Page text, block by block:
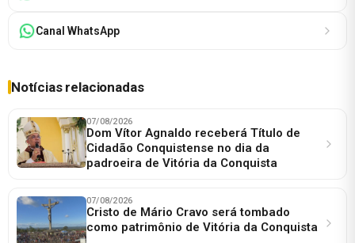
Canal WhatsApp
Notícias relacionadas
07/08/2026
Dom Vítor Agnaldo receberá Título de
Cidadão Conquistense no dia da
padroeira de Vitória da Conquista
07/08/2026
Cristo de Mário Cravo será tombado
como patrimônio de Vitória da Conquista